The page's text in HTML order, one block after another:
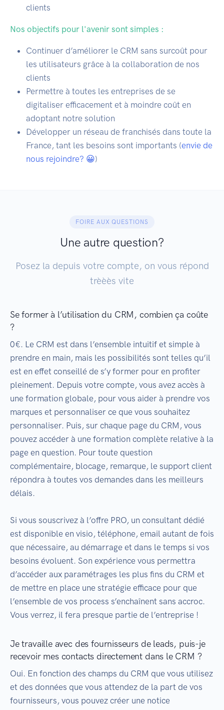
clients
Nos objectifs pour l'avenir sont simples :
Continuer d’améliorer le CRM sans surcoût pour
les utilisateurs grâce à la collaboration de nos
clients
Permettre à toutes les entreprises de se
digitaliser efficacement et à moindre coût en
adoptant notre solution
Développer un réseau de franchisés dans toute la
France, tant les besoins sont importants (envie de
nous rejoindre? 😀)
FOIRE AUX QUESTIONS
Une autre question?
Posez la depuis votre compte, on vous répond
trèèès vite
Se former à l’utilisation du CRM, combien ça coûte
?
0€. Le CRM est dans l’ensemble intuitif et simple à
prendre en main, mais les possibilités sont telles qu’il
est en effet conseillé de s’y former pour en profiter
pleinement. Depuis votre compte, vous avez accès à
une formation globale, pour vous aider à prendre vos
marques et personnaliser ce que vous souhaitez
personnaliser. Puis, sur chaque page du CRM, vous
pouvez accéder à une formation complète relative à la
page en question. Pour toute question
complémentaire, blocage, remarque, le support client
répondra à toutes vos demandes dans les meilleurs
délais.
Si vous souscrivez à l’offre PRO, un consultant dédié
est disponible en visio, téléphone, email autant de fois
que nécessaire, au démarrage et dans le temps si vos
besoins évoluent. Son expérience vous permettra
d’accéder aux paramétrages les plus fins du CRM et
de mettre en place une stratégie efficace pour que
l’ensemble de vos process s’enchaînent sans accroc.
Vous verrez, il fera presque partie de l’entreprise !
Je travaille avec des fournisseurs de leads, puis-je
recevoir mes contacts directement dans le CRM ?
Oui. En fonction des champs du CRM que vous utilisez
et des données que vous attendez de la part de vos
fournisseurs, vous pouvez créer une notice